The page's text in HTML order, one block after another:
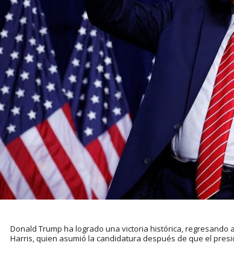
Donald Trump ha logrado una victoria histórica, regresando
Harris, quien asumió la candidatura después de que el